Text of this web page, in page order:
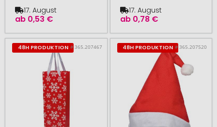
ab 0,53 €
17. August
ab 0,78 €
17. August
48H PRODUKTION # 365.207467 48H PRODUKTION # 365.207520